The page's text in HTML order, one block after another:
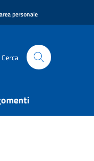
personale
Cerca